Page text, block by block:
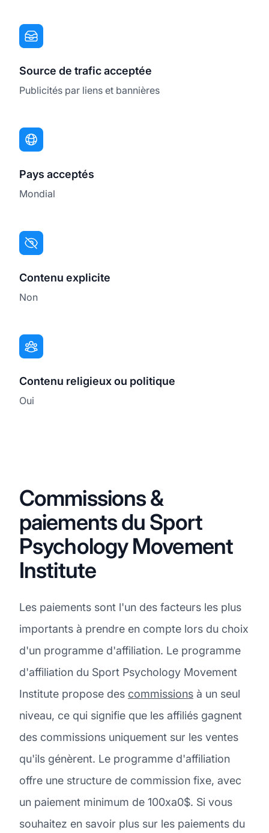
Source de trafic acceptée
Publicités par liens et bannières
Pays acceptés
Mondial
Contenu explicite
Non
Contenu religieux ou politique
Oui
Commissions &
paiements du Sport
Psychology Movement
Institute
Les paiements sont l'un des facteurs les plus
importants à prendre en compte lors du choix
d'un programme d'affiliation. Le programme
d'affiliation du Sport Psychology Movement
Institute propose des commissions à un seul
niveau, ce qui signifie que les affiliés gagnent
des commissions uniquement sur les ventes
qu'ils génèrent. Le programme d'affiliation
offre une structure de commission fixe, avec
un paiement minimum de 100xa0$. Si vous
souhaitez en savoir plus sur les paiements du